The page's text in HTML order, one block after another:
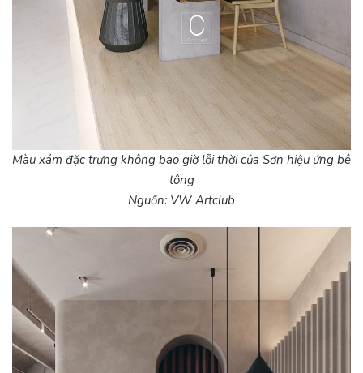
Màu xám đặc trưng không bao giờ lỗi thời của Sơn hiệu ứng bê
tông
Nguồn: VW Artclub